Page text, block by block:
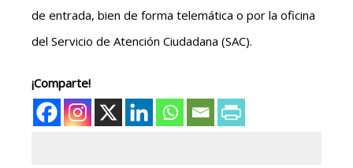
de entrada, bien de forma telemática o por la oficina
del Servicio de Atención Ciudadana (SAC).
¡Comparte!